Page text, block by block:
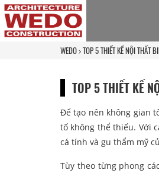
WEDO TOP 5 THIẾT KẾ NỘI THẤT
TOP 5 THIẾT KẾ
Để tạo nên không gian
tố không thể thiếu. Với
cá tính và gu thẩm mỹ
Tùy theo từng phong